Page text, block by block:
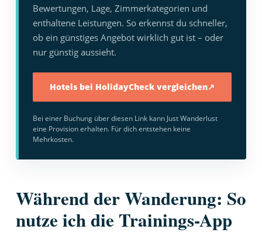
Bewertungen, Lage, Zimmerkategorien und
enthaltene Leistungen. So erkennst du schneller,
ob ein günstiges Angebot wirklich gut ist – oder
nur günstig aussieht.
Hotels bei HolidayCheck vergleichen↗
Bei einer Buchung über diesen Link kann Just Wanderlust
eine Provision erhalten. Für dich entstehen keine
Mehrkosten.
Während der Wanderung: So
nutze ich die Trainings-App